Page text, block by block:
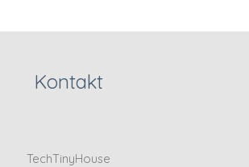
Kontakt
TechTinyHouse